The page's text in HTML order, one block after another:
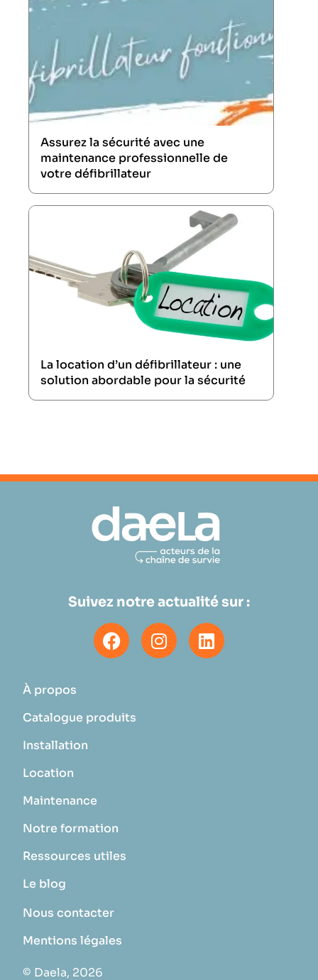
Assurez la sécurité avec une
maintenance professionnelle de
votre défibrillateur
La location d’un défibrillateur : une
solution abordable pour la sécurité
Suivez notre actualité sur :
À propos
Catalogue produits
Installation
Location
Maintenance
Notre formation
Ressources utiles
Le blog
Nous contacter
Mentions légales
© Daela, 2026